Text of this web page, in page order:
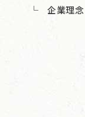
企業理念